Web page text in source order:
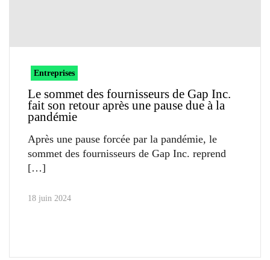
Entreprises
Le sommet des fournisseurs de Gap Inc.
fait son retour après une pause due à la
pandémie
Après une pause forcée par la pandémie, le
sommet des fournisseurs de Gap Inc. reprend
18 juin 2024